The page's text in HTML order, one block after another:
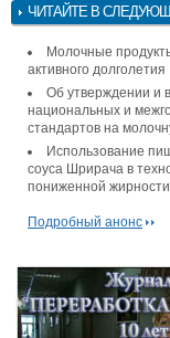
ЧИТАЙТЕ В
Молочные
активного долголетия
Об утверждении и
национальных и
стандартов на
Использование
соуса Шрирача в
пониженной жирности
Подробный анонс